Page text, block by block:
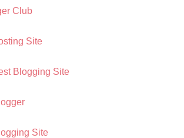
Club
Site
Blogging Site
Site